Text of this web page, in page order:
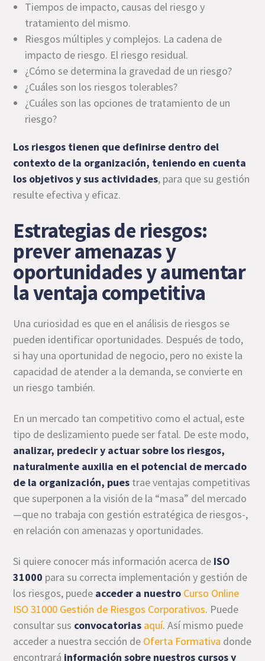
Tiempos de impacto, causas del riesgo y
tratamiento del mismo.
Riesgos múltiples y complejos. La cadena de
impacto de riesgo. El riesgo residual.
¿Cómo se determina la gravedad de un riesgo?
¿Cuáles son los riesgos tolerables?
¿Cuáles son las opciones de tratamiento de un
riesgo?
Los riesgos tienen que definirse dentro del
contexto de la organización, teniendo en cuenta
los objetivos y sus actividades, para que su gestión
resulte efectiva y eficaz.
Estrategias de riesgos:
prever amenazas y
oportunidades y aumentar
la ventaja competitiva
Una curiosidad es que en el análisis de riesgos se
pueden identificar oportunidades. Después de todo,
si hay una oportunidad de negocio, pero no existe la
capacidad de atender a la demanda, se convierte en
un riesgo también.
En un mercado tan competitivo como el actual, este
tipo de deslizamiento puede ser fatal. De este modo,
analizar, predecir y actuar sobre los riesgos,
naturalmente auxilia en el potencial de mercado
de la organización, pues trae ventajas competitivas
que superponen a la visión de la “masa” del mercado
—que no trabaja con gestión estratégica de riesgos-,
en relación con amenazas y oportunidades.
Si quiere conocer más información acerca de ISO
31000 para su correcta implementación y gestión de
los riesgos, puede acceder a nuestro Curso Online
ISO 31000 Gestión de Riesgos Corporativos. Puede
consultar sus convocatorias aquí. Así mismo puede
acceder a nuestra sección de Oferta Formativa donde
encontrará información sobre nuestros cursos y